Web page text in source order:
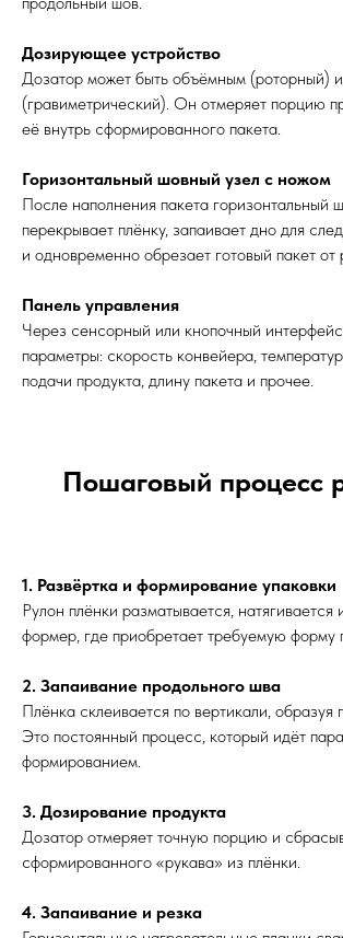
Дозирующее устройство
Дозатор может быть объёмным (роторный)
(гравиметрический). Он отмеряет порцию
её внутрь сформированного пакета.
Горизонтальный шовный узел с ножом
После наполнения пакета горизонтальный
перекрывает плёнку, запаивает дно для
и одновременно обрезает готовый пакет от
Панель управления
Через сенсорный или кнопочный
параметры: скорость конвейера,
подачи продукта, длину пакета и прочее.
Пошаговый процесс
1. Развёртка и формирование упаковки
Рулон плёнки разматывается, натягивается
формер, где приобретает требуемую форму
2. Запаивание продольного шва
Плёнка склеивается по вертикали, образуя
Это постоянный процесс, который идёт
формированием.
3. Дозирование продукта
Дозатор отмеряет точную порцию и
сформированного «рукава» из плёнки.
4. Запаивание и резка